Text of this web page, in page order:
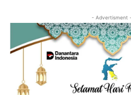
- Advertisment -